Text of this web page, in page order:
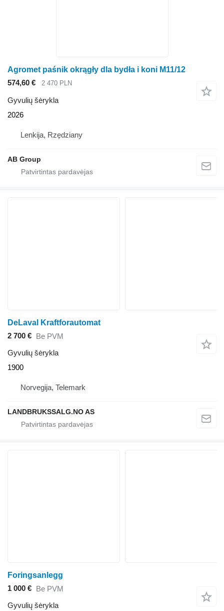
Agromet paśnik okrągły dla bydła i koni M11/12
574,60 €
2 470 PLN
Gyvulių šėrykla
2026
Lenkija, Rzędziany
AB Group
DeLaval Kraftforautomat
2 700 € Be PVM
Gyvulių šėrykla
1900
Norvegija, Telemark
LANDBRUKSSALG.NO AS
Foringsanlegg
1 000 € Be PVM
Gyvulių šėrykla